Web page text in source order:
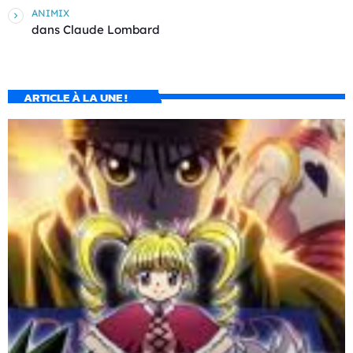
ANIMIX
dans Claude Lombard
ARTICLE À LA UNE !